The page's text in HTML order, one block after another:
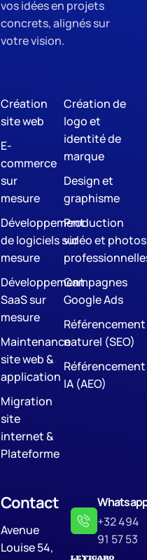
vos idées en projets
concrets, alignés sur
votre vision.
Création
site web
E-
commerce
sur
mesure
Développement
de logiciels sur
mesure
Développement
SaaS sur
mesure
Maintenance
site web &
application
Migration
site
internet &
Plateforme
Création de
logo et
identité de
marque
Design et
graphisme
Production
vidéo et photos
Campagnes
Google Ads
Référencement
naturel (SEO)
Référencement
IA (AEO)
Contact
Avenue
Louise 54,
+32 494
91 57 53